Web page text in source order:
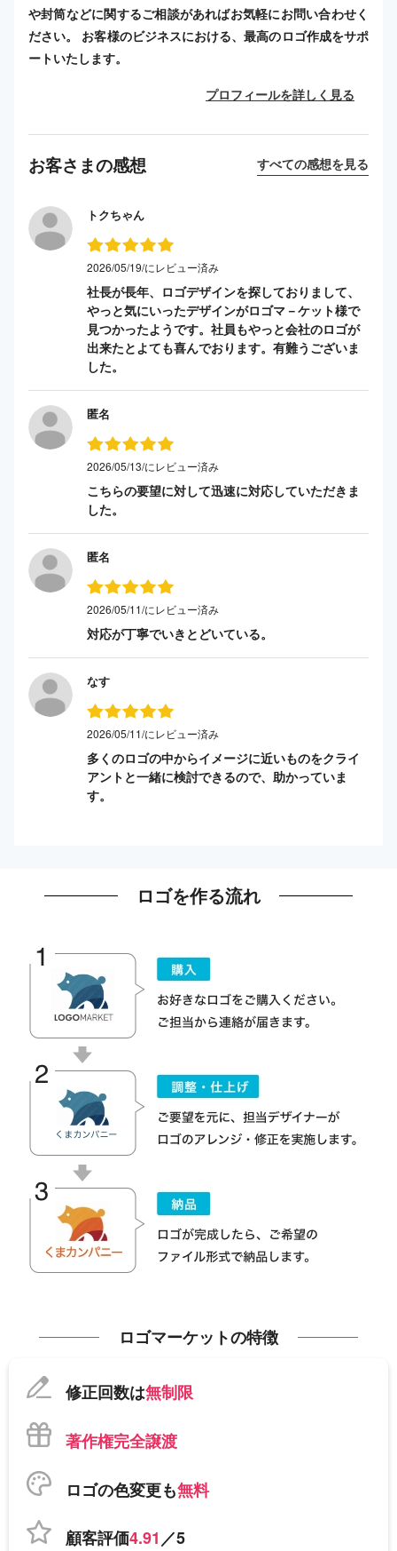
や封筒などに関するご相談があればお気軽にお問い合わせく
ださい。 お客様のビジネスにおける、最高のロゴ作成をサポ
ートいたします。
プロフィールを詳しく見る
お客さまの感想 すべての感想を見る
トクちゃん
2026/05/19/にレビュー済み
社長が長年、ロゴデザインを探しておりまして、
やっと気にいったデザインがロゴマ－ケット様で
見つかったようです。社員もやっと会社のロゴが
出来たとよても喜んでおります。有難うございま
した。
匿名
2026/05/13/にレビュー済み
こちらの要望に対して迅速に対応していただきま
した。
匿名
2026/05/11/にレビュー済み
対応が丁寧でいきとどいている。
なす
2026/05/11/にレビュー済み
多くのロゴの中からイメージに近いものをクライ
アントと一緒に検討できるので、助かっていま
す。
ロゴを作る流れ
ロゴマーケットの特徴
修正回数は無制限
著作権完全譲渡
ロゴの色変更も無料
顧客評価4.91／5